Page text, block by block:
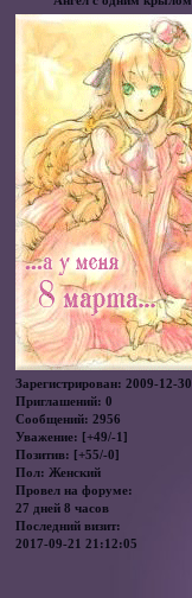
Зарегистрирован: 2009-12-30
Приглашений: 0
Сообщений: 2956
Уважение: [+49/-1]
Позитив: [+55/-0]
Пол: Женский
Провел на форуме:
27 дней 8 часов
Последний визит:
2017-09-21 21:12:05